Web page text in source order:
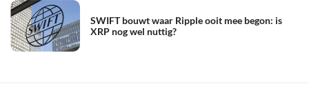
SWIFT bouwt waar Ripple ooit mee begon: is
XRP nog wel nuttig?